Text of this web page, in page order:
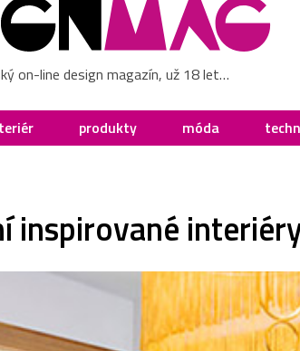
on-line design magazín, už 18 let…
produkty móda
inspirované